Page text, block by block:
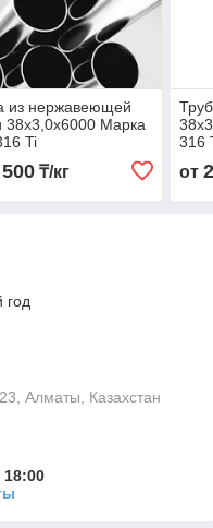
из нержавеющей
38х3,0х6000 Марка
Ti
₸/кг
316
от
год
Алматы, Казахстан
18:00